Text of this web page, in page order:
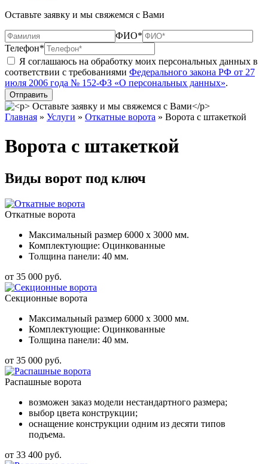
Оставьте заявку и мы свяжемся с Вами
ФИО*
Телефон*
Я соглашаюсь на обработку моих персональных данных в
соответствии с требованиями Федерального закона РФ от 27
июля 2006 года № 152-ФЗ «О персональных данных».
Главная » Услуги » Откатные ворота » Ворота с штакеткой
Ворота с штакеткой
Виды ворот под ключ
Откатные ворота
Максимальный размер 6000 x 3000 мм.
Комплектующие: Оцинкованные
Толщина панели: 40 мм.
от 35 000 руб.
Секционные ворота
Максимальный размер 6000 x 3000 мм.
Комплектующие: Оцинкованные
Толщина панели: 40 мм.
от 35 000 руб.
Распашные ворота
возможен заказ модели нестандартного размера;
выбор цвета конструкции;
оснащение конструкции одним из десяти типов
подъема.
от 33 400 руб.